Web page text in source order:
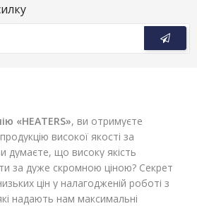
«HEATERS», ви отримуєте
високої якості за
думаєте, що високу якість
за дуже скромною ціною? Секрет
цін у налагодженій роботі з
надають нам максимальні